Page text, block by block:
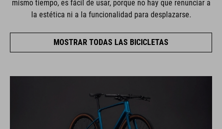
mismo tiempo, es fácil de usar, porque no hay que renunciar a
la estética ni a la funcionalidad para desplazarse.
MOSTRAR TODAS LAS BICICLETAS